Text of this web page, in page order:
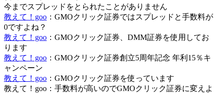
今までスプレッドをとられたことがありません
教えて！goo ：GMOクリック証券ではスプレッドと手数料が
0ですよね？
教えて！goo ：GMOクリック証券、DMM証券を使用してお
ります
教えて！goo ：GMOクリック証券創立5周年記念 年利15％キ
ャンペーン
教えて！goo ：GMOクリック証券を使っています
教えて！goo：手数料が高いのでGMOクリック証券に変えよ